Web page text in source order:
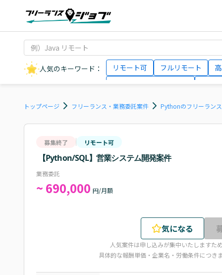
人気のキーワード： リモート可 フルリモート
AIエンジニア
トップページ フリーランス・業務委託案件 Pythonのフリーラン
募集終了 リモート可
【Python/SQL】営業システム開発案件
業務委託
~ 690,000 円/月額
気になる
人気案件は申し込みが集中いたしますた
具体的な報酬単価・企業名・労働条件につき